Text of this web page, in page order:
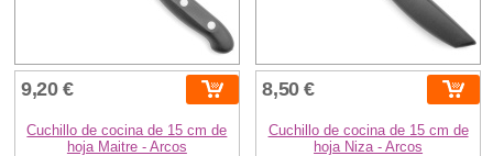
9,20 €
Cuchillo de cocina de 15 cm de
hoja Maitre - Arcos
8,50 €
Cuchillo de cocina de 15 cm de
hoja Niza - Arcos